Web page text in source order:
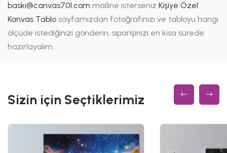
baski@canvas701.com mailine isterseniz Kişiye Özel
Kanvas Tablo sayfamızdan fotoğrafınızı ve tabloyu hangi
ölçüde istediğinizi gönderin, siparişinizi en kısa sürede
hazırlayalım.
Sizin için Seçtiklerimiz